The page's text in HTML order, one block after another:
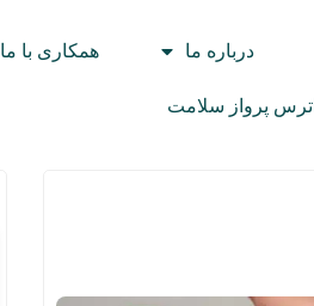
درباره ما همکاری با ما
اترس پرواز سلامت